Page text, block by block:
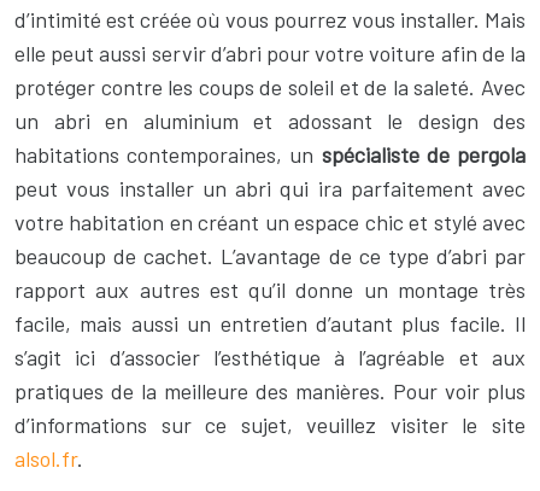
d’intimité est créée où vous pourrez vous installer. Mais
elle peut aussi servir d’abri pour votre voiture afin de la
protéger contre les coups de soleil et de la saleté. Avec
un abri en aluminium et adossant le design des
habitations contemporaines, un spécialiste de pergola
peut vous installer un abri qui ira parfaitement avec
votre habitation en créant un espace chic et stylé avec
beaucoup de cachet. L’avantage de ce type d’abri par
rapport aux autres est qu’il donne un montage très
facile, mais aussi un entretien d’autant plus facile. Il
s’agit ici d’associer l’esthétique à l’agréable et aux
pratiques de la meilleure des manières. Pour voir plus
d’informations sur ce sujet, veuillez visiter le site
alsol.fr.